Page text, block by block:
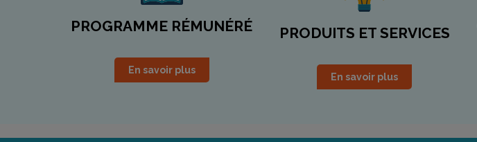
PROGRAMME RÉMUNÉRÉ
En savoir plus
PRODUITS ET SERVICES
En savoir plus